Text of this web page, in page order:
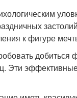
к фигуре
добиться
Эти